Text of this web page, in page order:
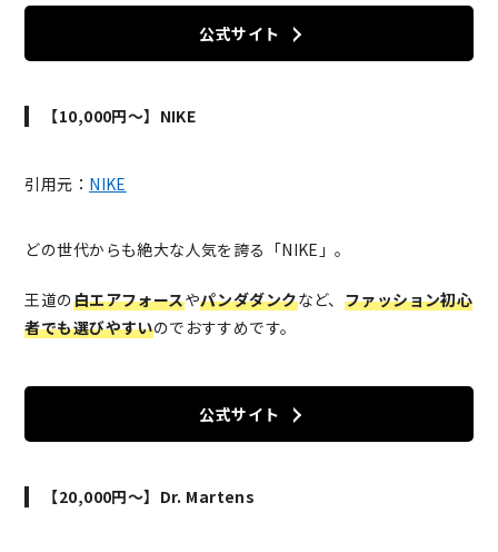
公式サイト
【10,000円～】NIKE
引用元： NIKE
どの世代からも絶大な人気を誇る「NIKE」。
王道の白エアフォースやパンダダンクなど、 ファッション初心
者でも選びやすいのでおすすめです。
公式サイト
【20,000円〜】Dr. Martens